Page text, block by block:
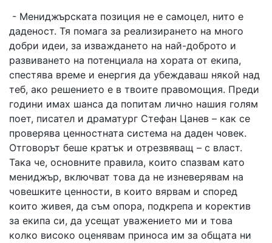
- Мениджърската позиция не е самоцел, нито е
даденост. Тя помага за реализирането на много
добри идеи, за изваждането на най-доброто и
развиването на потенциала на хората от екипа,
спестява време и енергия да убеждаваш някой над
теб, ако решението е в твоите правомощия. Преди
години имах шанса да попитам лично нашия голям
поет, писател и драматург Стефан Цанев – как се
проверява ценностната система на даден човек.
Отговорът беше кратък и отрезвяващ – с власт.
Така че, основните правила, които спазвам като
мениджър, включват това да не изневерявам на
човешките ценности, в които вярвам и според
които живея, да съм опора, подкрепа и коректив
за екипа си, да усещат уважението ми и това
колко високо оценявам приноса им за общата ни